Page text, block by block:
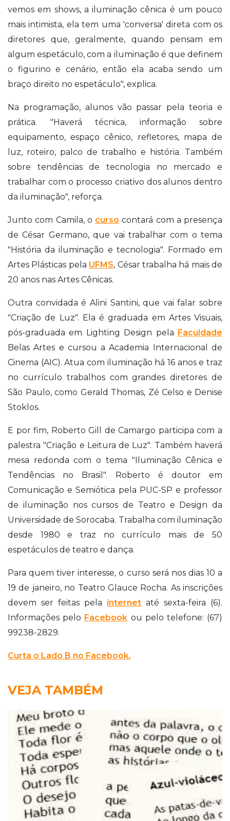
vemos em shows, a iluminação cênica é um pouco
mais intimista, ela tem uma 'conversa' direta com os
diretores que, geralmente, quando pensam em
algum espetáculo, com a iluminação é que definem
o figurino e cenário, então ela acaba sendo um
braço direito no espetáculo", explica.
Na programação, alunos vão passar pela teoria e
prática. "Haverá técnica, informação sobre
equipamento, espaço cênico, refletores, mapa de
luz, roteiro, palco de trabalho e história. Também
sobre tendências de tecnologia no mercado e
trabalhar com o processo criativo dos alunos dentro
da iluminação", reforça.
Junto com Camila, o curso contará com a presença
de César Germano, que vai trabalhar com o tema
"História da iluminação e tecnologia". Formado em
Artes Plásticas pela UFMS, César trabalha há mais de
20 anos nas Artes Cênicas.
Outra convidada é Alini Santini, que vai falar sobre
"Criação de Luz". Ela é graduada em Artes Visuais,
pós-graduada em Lighting Design pela Faculdade
Belas Artes e cursou a Academia Internacional de
Cinema (AIC). Atua com iluminação há 16 anos e traz
no currículo trabalhos com grandes diretores de
São Paulo, como Gerald Thomas, Zé Celso e Denise
Stoklos.
E por fim, Roberto Gill de Camargo participa com a
palestra "Criação e Leitura de Luz". Também haverá
mesa redonda com o tema "Iluminação Cênica e
Tendências no Brasil". Roberto é doutor em
Comunicação e Semiótica pela PUC-SP e professor
de iluminação nos cursos de Teatro e Design da
Universidade de Sorocaba. Trabalha com iluminação
desde 1980 e traz no currículo mais de 50
espetáculos de teatro e dança.
Para quem tiver interesse, o curso será nos dias 10 a
19 de janeiro, no Teatro Glauce Rocha. As inscrições
devem ser feitas pela internet até sexta-feira (6).
Informações pelo Facebook ou pelo telefone: (67)
99238-2829.
Curta o Lado B no Facebook.
VEJA TAMBÉM